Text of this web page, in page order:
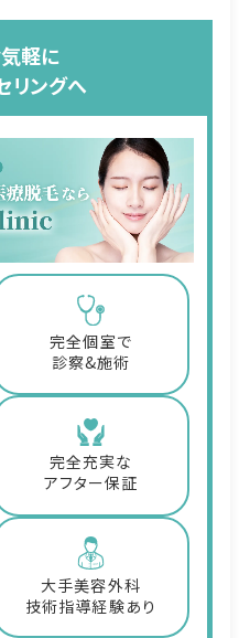
軽に
リングへ
完全個室で
診察&施術
完全充実な
アフター保証
大手美容外科
技術指導経験あり